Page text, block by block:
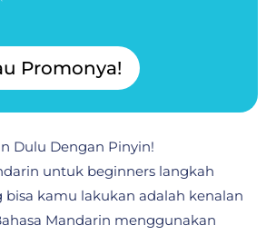
Promonya!
Dulu Dengan Pinyin!
untuk beginners langkah
bisa kamu lakukan adalah kenalan
Mandarin menggunakan